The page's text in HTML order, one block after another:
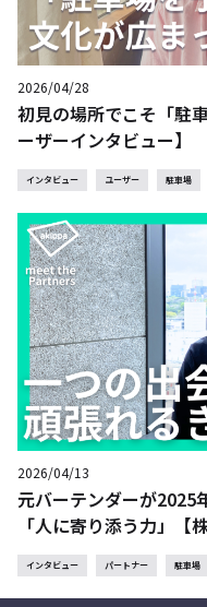
2026/04/28
初見の場所でこそ「駐
ーザーインタビュー】
インタビュー ユーザー 駐車場
2026/04/13
元バーテンダーが2025
「人に寄り添う力」【
インタビュー パートナー 駐車場